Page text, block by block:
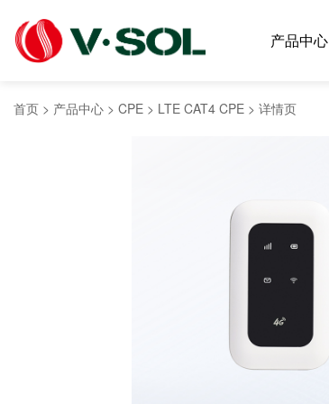
产品中心
首页 > 产品中心 > CPE > LTE CAT4 CPE > 详情页